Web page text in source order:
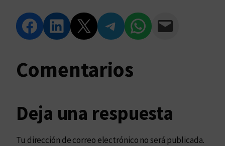
Compartir en Facebook Compartir en LinkedIn Compartir en Twitter Compartir en Telegram Compartir en WhatsApp Compartir vía Email
Comentarios
Deja una respuesta
Tu dirección de correo electrónico no será publicada.